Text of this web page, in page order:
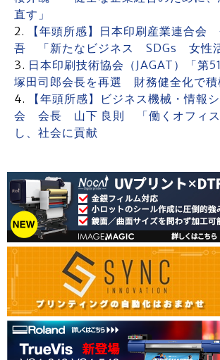
直す」
【年頭所感】日本印刷産業連合
吾 「新たなビジネス SDGs 女性活
日本印刷技術協会（JAGAT）「第
塚田司郎会長を再選 財務健全化で積
【年頭所感】ビジネス機械・情報
会 会長 山下 良則 「働くオフィス
し、社会に貢献